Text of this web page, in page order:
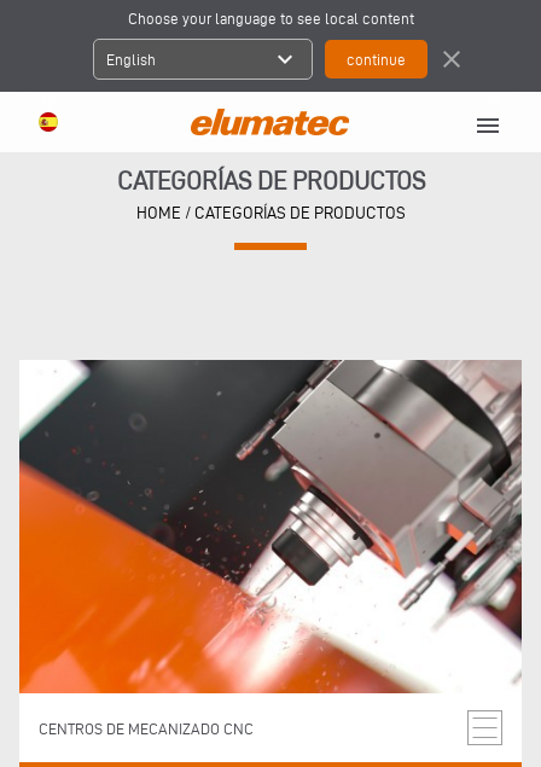
Choose your language to see local content
English expand_more close
menu
CATEGORÍAS DE PRODUCTOS
HOME / CATEGORÍAS DE PRODUCTOS
CENTROS DE MECANIZADO CNC